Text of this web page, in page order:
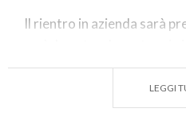
Il rientro in azienda sarà
LEGGI